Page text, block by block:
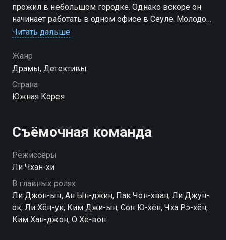
прожил в небольшом городке. Однако вскоре он
начинает работать в одном офисе в Сеуле. Молодой
мужчина снимает дешевую квартиру, где все
нравятся такие условия, в том числе и люди,
кажущиеся ему подозрительными и странными.
Посмотреть онлайн 1 сезон сериала Незнакомцы из
ада вы можете совершенно бесплатно в хорошем
Читать дальше
Жанр
Драмы, Детективы
Страна
Южная Корея
Съёмочная команда
Режиссёры
Ли Чхан-хи
В главных ролях
Ли Джон-ын, Ан Ын-джин, Пак Чон-хван, Ли Джун-
ок, Ли Хён-ук, Ким Джи-ын, Сон Ю-хён, Чха Рэ-хён,
Ким Хан-джон, О Хе-вон